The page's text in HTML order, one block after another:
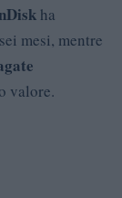
ha
mesi, mentre
valore.